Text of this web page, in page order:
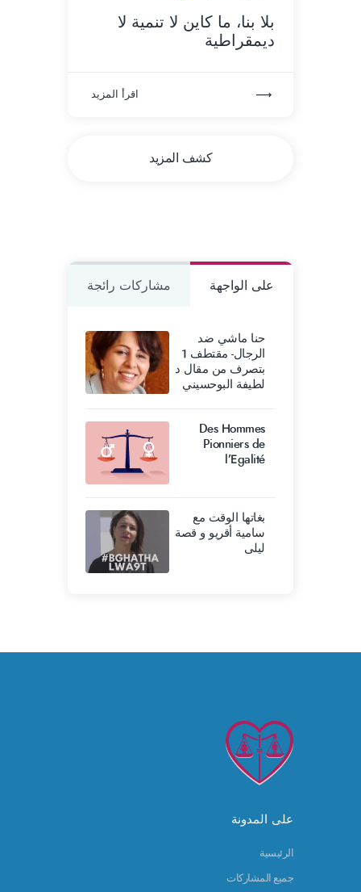
بلا بنا، ما كاين لا تنمية لا
ديمقراطية
اقرأ المزيد
كشف المزيد
على الواجهة مشاركات رائجة
حنا ماشي ضد
الرجال- مقتطف 1
بتصرف من مقال د
لطيفة البوحسيني
Des Hommes
Pionniers de
l’Egalité
بغاتها الوقت مع
سامية أقريو و قصة
ليلى
على المدونة
الرئيسية
جميع المشاركات